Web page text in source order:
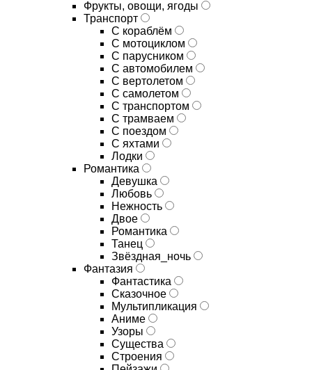
Фрукты, овощи, ягоды
Транспорт
С кораблём
С мотоциклом
С парусником
С автомобилем
С вертолетом
С самолетом
С транспортом
С трамваем
С поездом
С яхтами
Лодки
Романтика
Девушка
Любовь
Нежность
Двое
Романтика
Танец
Звёздная_ночь
Фантазия
Фантастика
Сказочное
Мультипликация
Аниме
Узоры
Существа
Строения